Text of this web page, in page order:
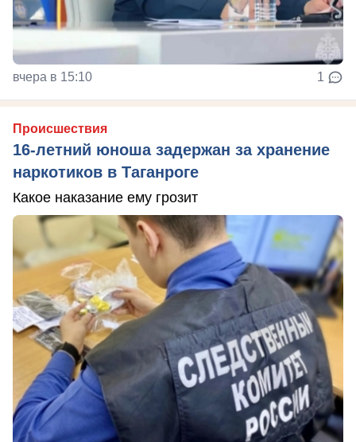
вчера в 15:10 1
Происшествия
16-летний юноша задержан за хранение
наркотиков в Таганроге
Какое наказание ему грозит